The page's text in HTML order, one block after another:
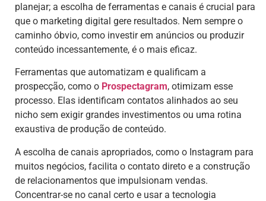
planejar; a escolha de ferramentas e canais é crucial para
que o marketing digital gere resultados. Nem sempre o
caminho óbvio, como investir em anúncios ou produzir
conteúdo incessantemente, é o mais eficaz.
Ferramentas que automatizam e qualificam a
prospecção, como o Prospectagram, otimizam esse
processo. Elas identificam contatos alinhados ao seu
nicho sem exigir grandes investimentos ou uma rotina
exaustiva de produção de conteúdo.
A escolha de canais apropriados, como o Instagram para
muitos negócios, facilita o contato direto e a construção
de relacionamentos que impulsionam vendas.
Concentrar-se no canal certo e usar a tecnologia